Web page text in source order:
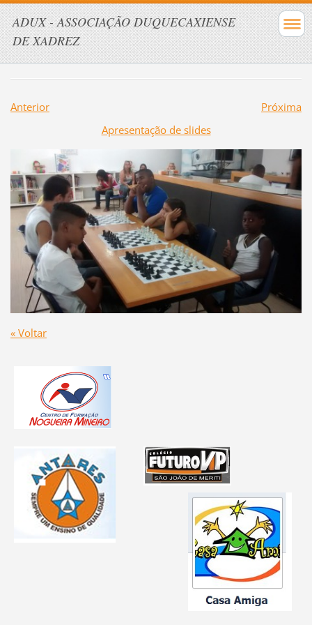
ADUX - ASSOCIAÇÃO DUQUECAXIENSE
DE XADREZ
Anterior
Próxima
Apresentação de slides
« Voltar